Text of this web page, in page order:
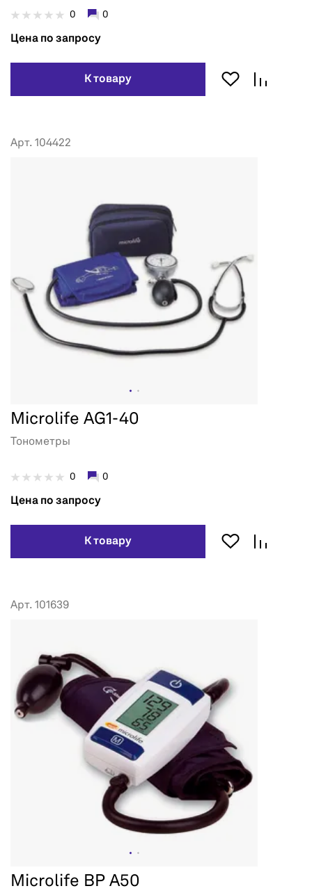
0 0
Цена по запросу
К товару
Арт. 104422
Microlife AG1-40
Тонометры
0 0
Цена по запросу
К товару
Арт. 101639
Microlife BP A50